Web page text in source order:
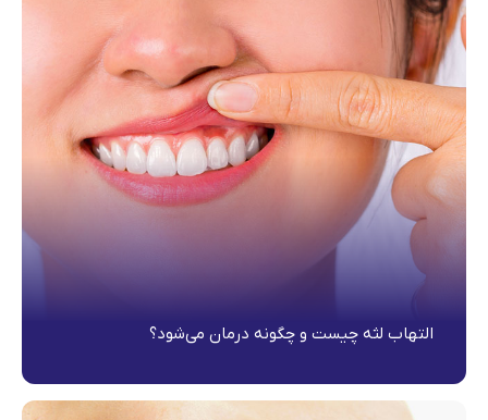
التهاب لثه چیست و چگونه درمان می‌شود؟